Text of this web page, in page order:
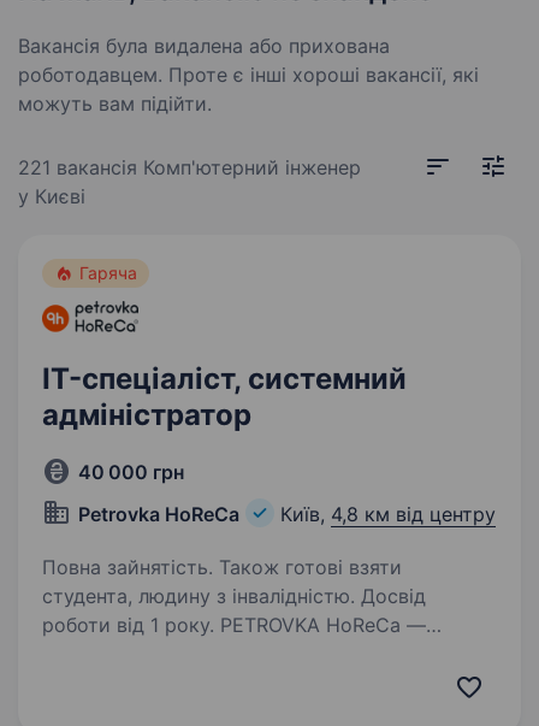
Вакансія була видалена або прихована
роботодавцем. Проте є інші хороші вакансії, які
можуть вам підійти.
221 вакансія Комп'ютерний інженер
у Києві
Гаряча
IT-спеціаліст, системний
адміністратор
40 000 грн
Petrovka HoReCa
Київ, 4,8 км від центру
Повна зайнятість. Також готові взяти
студента, людину з інвалідністю. Досвід
роботи від 1 року. PETROVKA HoReCa —